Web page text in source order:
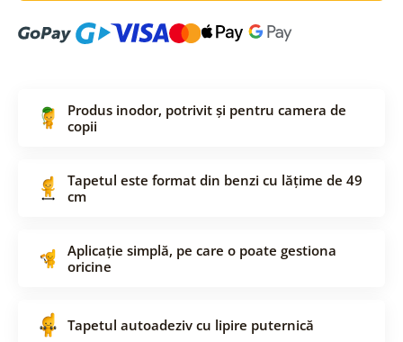
Produs inodor, potrivit și pentru camera de
copii
Tapetul este format din benzi cu lățime de 49
cm
Aplicație simplă, pe care o poate gestiona
oricine
Tapetul autoadeziv cu lipire puternică